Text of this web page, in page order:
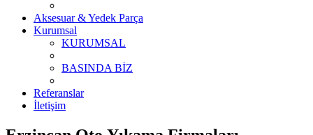
Aksesuar & Yedek Parça
Kurumsal
KURUMSAL
BASINDA BİZ
Referanslar
İletişim